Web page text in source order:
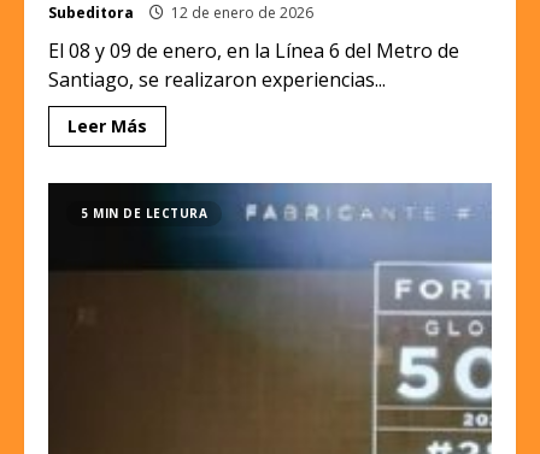
Subeditora 12 de enero de 2026
El 08 y 09 de enero, en la Línea 6 del Metro de
Santiago, se realizaron experiencias...
Leer Más
5 MIN DE LECTURA